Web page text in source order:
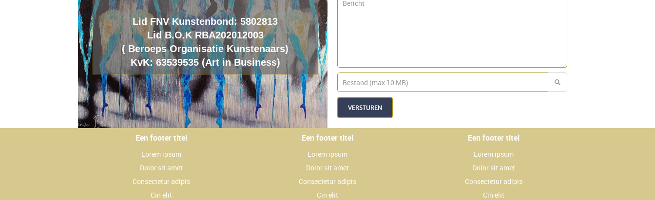
Lid FNV Kunstenbond: 5802813
Lid B.O.K RBA202012003
( BeroepsOrganisatieKunstenaars)
KvK: 63539535 (Art in Business)
VERSTUREN
Een footer titel
Lorem ipsum
Dolor sit amet
Consectetur adipis
Cin elit
Een footer titel
Lorem ipsum
Dolor sit amet
Consectetur adipis
Cin elit
Een footer titel
Lorem ipsum
Dolor sit amet
Consectetur adipis
Cin elit